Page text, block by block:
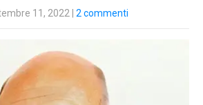
11, 2022 2 commenti